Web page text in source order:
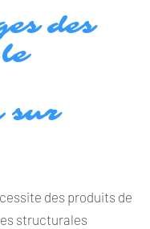
des
sur
des produits de
structurales